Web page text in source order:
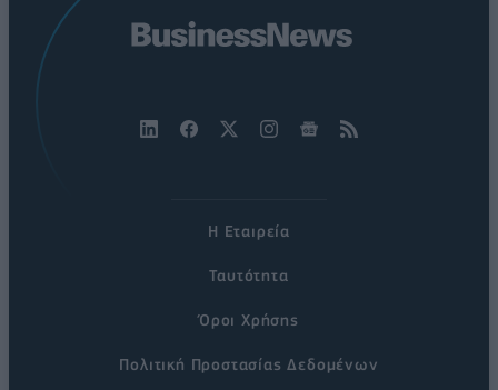
Η Εταιρεία
Ταυτότητα
Όροι Χρήσης
Πολιτική Προστασίας Δεδομένων